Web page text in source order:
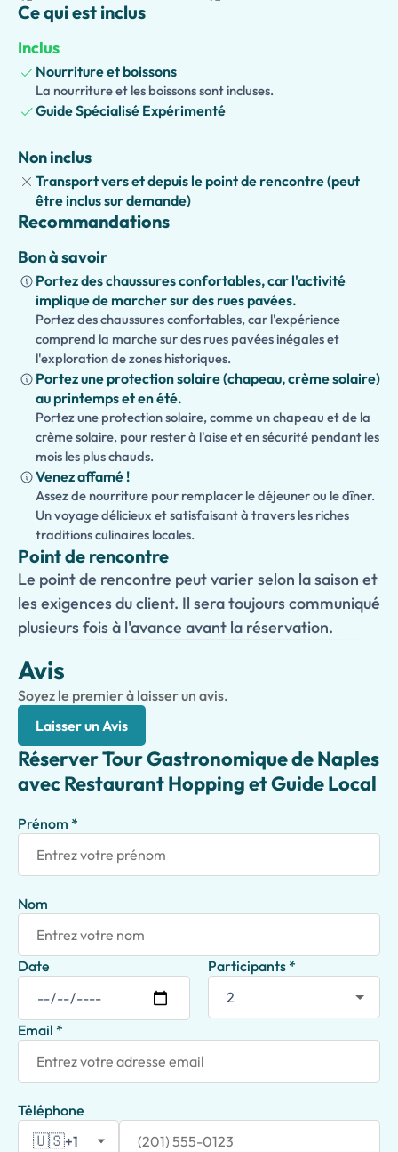
des recettes traditionnelles tout en découvrant les
façonné Naples au cours des siècles.
Flânez dans des quartiers charmants et des piazzas
animées, en apprenant l'histoire et la culture de la ville
fromages artisanaux aux plats de pâtes, desserts et vins
premium, chaque arrêt offre une expérience unique et
mémorable.
Parfait pour les couples, les groupes d'amis et les
passionnés de gastronomie, ce tour peut également être
personnalisé et prolongé en une expérience complète
d'une journée. Les ajouts optionnels incluent des
dégustations de vin, des visites aux marchés locaux, des
cours de cuisine ou des attractions culturelles, faisant de
ce voyage gastronomique une façon véritablement
inoubliable d'expérimenter Naples.
Ce qui est inclus
Inclus
Nourriture et boissons
La nourriture et les boissons sont incluses.
Guide Spécialisé Expérimenté
Non inclus
Transport vers et depuis le point de rencontre (peut
être inclus sur demande)
Recommandations
Bon à savoir
Portez des chaussures confortables, car l'activité
implique de marcher sur des rues pavées.
Portez des chaussures confortables, car l'expérience
comprend la marche sur des rues pavées inégales et
l'exploration de zones historiques.
Portez une protection solaire (chapeau, crème solaire)
au printemps et en été.
Portez une protection solaire, comme un chapeau et de la
crème solaire, pour rester à l'aise et en sécurité pendant les
mois les plus chauds.
Venez affamé !
Assez de nourriture pour remplacer le déjeuner ou le dîner.
Un voyage délicieux et satisfaisant à travers les riches
traditions culinaires locales.
Point de rencontre
Le point de rencontre peut varier selon la saison et
les exigences du client. Il sera toujours communiqué
plusieurs fois à l'avance avant la réservation.
Avis
Soyez le premier à laisser un avis.
Laisser un Avis
Réserver Tour Gastronomique de Naples
avec Restaurant Hopping et Guide Local
Prénom *
Nom
Date Participants *
Email *
Téléphone
🇺🇸+1